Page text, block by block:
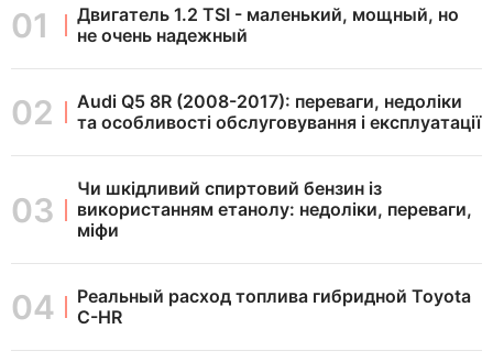
Двигатель 1.2 TSI - маленький, мощный, но
не очень надежный
Audi Q5 8R (2008-2017): переваги, недоліки
та особливості обслуговування і експлуатації
Чи шкідливий спиртовий бензин із
використанням етанолу: недоліки, переваги,
міфи
Реальный расход топлива гибридной Toyota
C-HR